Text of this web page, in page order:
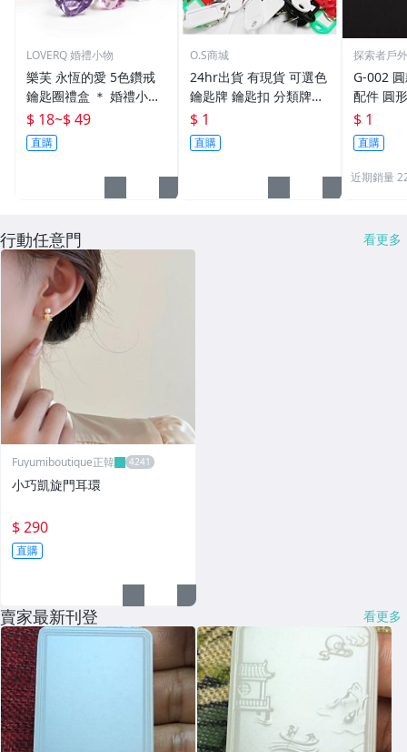
LOVERQ 婚禮小物
樂芙 永恆的愛 5色鑽戒
鑰匙圈禮盒 ＊ 婚禮小物
二次進場 工商禮贈品 戒
指鑰匙圈 鑽石鑰匙扣 大
鑽戒 送客禮 活動贈品
$ 18~$ 49
直購
O.S商城
24hr出貨 有現貨 可選色
鑰匙牌 鑰匙扣 分類牌鎖
匙 分類牌 塑膠鑰匙牌 鑰
匙扣 號碼牌 分類牌 標記
鑰匙吊牌 掛牌
$ 1
直購
探索者戶
G-002
配件 圓
鑰匙圈
單個鑰
$ 1
直購
近期銷量
行動任意門 看更多
Fuyumiboutique正韓
小巧凱旋門耳環
$ 290
直購
賣家最新刊登 看更多